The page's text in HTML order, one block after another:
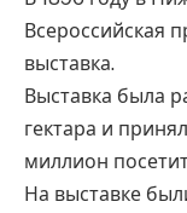
Всероссийская
выставка.
Выставка была
гектара и
миллион
На выставке